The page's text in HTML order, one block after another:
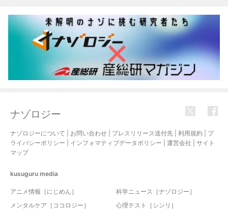
ナゾロジー
ナゾロジーについて お問い合わせ プレスリリース送付先 利用規約
プ
ライバシーポリシー
インフォマティブデータポリシー 運営会社
サイト
マップ
kusuguru media
アニメ情報［にじめん］
科学ニュース［ナゾロジー］
メンタルケア［ココロジー］
心理テスト［シンリ］